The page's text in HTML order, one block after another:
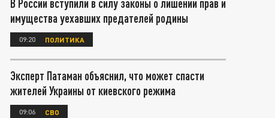
В России вступили в силу законы о лишении прав и
имущества уехавших предателей родины
09:20 ПОЛИТИКА
Эксперт Патаман объяснил, что может спасти
жителей Украины от киевского режима
09:06 СВО